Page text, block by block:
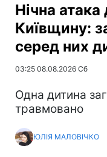
Нічна
Київщину:
серед них
03:25 08.08.2026 Сб
Одна дитина
травмовано
ЮЛІЯ МАЛОВІЧКО